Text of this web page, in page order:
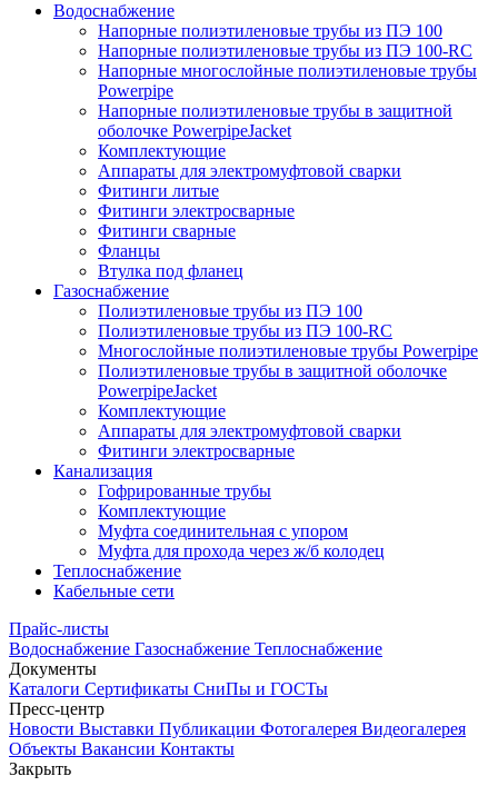
Водоснабжение
Напорные полиэтиленовые трубы из ПЭ 100
Напорные полиэтиленовые трубы из ПЭ 100-RC
Напорные многослойные полиэтиленовые трубы
Powerpipe
Напорные полиэтиленовые трубы в защитной
оболочке PowerpipeJacket
Комплектующие
Аппараты для электромуфтовой сварки
Фитинги литые
Фитинги электросварные
Фитинги сварные
Фланцы
Втулка под фланец
Газоснабжение
Полиэтиленовые трубы из ПЭ 100
Полиэтиленовые трубы из ПЭ 100-RC
Многослойные полиэтиленовые трубы Powerpipe
Полиэтиленовые трубы в защитной оболочке
PowerpipeJacket
Комплектующие
Аппараты для электромуфтовой сварки
Фитинги электросварные
Канализация
Гофрированные трубы
Комплектующие
Муфта соединительная с упором
Муфта для прохода через ж/б колодец
Теплоснабжение
Кабельные сети
Прайс-листы
Водоснабжение Газоснабжение Теплоснабжение
Документы
Каталоги Сертификаты СниПы и ГОСТы
Пресс-центр
Новости Выставки Публикации Фотогалерея Видеогалерея
Объекты Вакансии Контакты
Закрыть